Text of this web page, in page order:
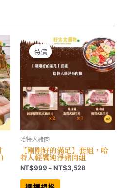
特價
特價
哈特人豬肉
【剛剛好的滿足】套組，哈
特人輕饗純淨豬肉組
NT$999 –NT$3,528
此